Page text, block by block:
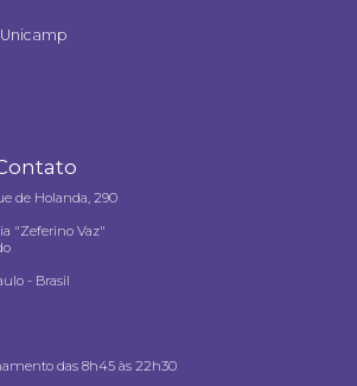
de Holanda, 290
"Zeferino Vaz"
- Brasil
das 8h45 às 22h30